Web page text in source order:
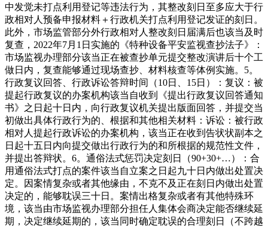
中发觉未打点利用登记等违法行为，其整改刻日至多应大于行
政相对人预备申报材料＋行政机关打点利用登记发证的刻日。
此外，市场监管部分外行政相对人整改刻日届满后也该当及时
复查，2022年7月1日实施的《特种设备平安监视查抄法子》：
市场监视办理部分该当正在被查抄单元提交整改演讲后十个工
做日内，复查能够通过现场查抄、材料核查等体例实施。5。
行政复议回答、行政诉讼答辩时间（10日、15日）：复议：被
提起行政复议的办案机构该当自收到《提出行政复议回答通知
书》之日起十日内，向行政复议机关提出版面回答，并提交当
初做出具体行政行为的、根据和其他相关材料：诉讼：被行政
相对人提起行政诉讼的办案机构，该当正在收到告状状副本之
日起十五日内向提交做出行政行为的和所根据的规范性文件，
并提出答辩状。6。通俗法式惩罚决定刻日（90+30+…）：合
用通俗法式打点的案件该当自立案之日起九十日内做出处置决
定。因案情复杂或者其他缘由，不克不及正在刻日内做出处置
决定的，能够耽误三十日。案情出格复杂或者有其他特殊环
境，该当由市场监视办理部分担任人集体会商决定能否继续延
期，决定继续延期的，该当同时确定耽误的合理刻日（不跨越